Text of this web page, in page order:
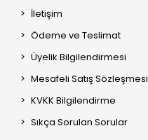
İletişim
Ödeme ve Teslimat
Üyelik Bilgilendirmesi
Mesafeli Satış Sözleşmesi
KVKK Bilgilendirme
Sıkça Sorulan Sorular